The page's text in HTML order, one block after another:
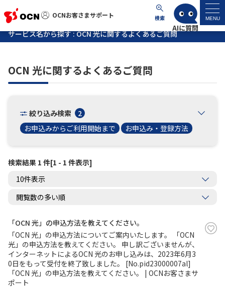
OCNお客さまサポート 検索 MENU
OCNお客さまサポート
マイページ
サポートトップ
サービス名から探す
よくあるご質問
工事・故障情報
各種ダウンロード
お問い合わせ
履歴・お気に入り
お知らせ サポートサイトの使い方
サービス名から探す : OCN 光に関するよくあるご質問
OCN 光に関するよくあるご質問
絞り込み検索
2
お申込みからご利用開始まで
お申込み・登録方法
検索結果 1 件[1 - 1 件表示]
「OCN 光」の申込方法を教えてください。
「OCN 光」の申込方法についてご案内いたします。 「OCN
光」の申込方法を教えてください。 申し訳ございませんが、
インターネットによるOCN 光のお申し込みは、2023年6月3
0日をもって受付を終了致しました。 [No.pid23000007al]
「OCN 光」の申込方法を教えてください。 | OCNお客さまサ
ポート